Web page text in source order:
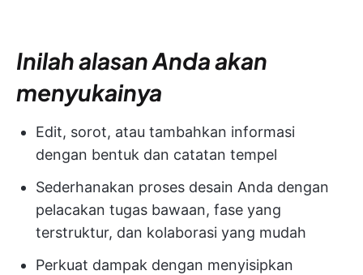
Inilah alasan Anda akan
menyukainya
Edit, sorot, atau tambahkan informasi
dengan bentuk dan catatan tempel
Sederhanakan proses desain Anda dengan
pelacakan tugas bawaan, fase yang
terstruktur, dan kolaborasi yang mudah
Perkuat dampak dengan menyisipkan